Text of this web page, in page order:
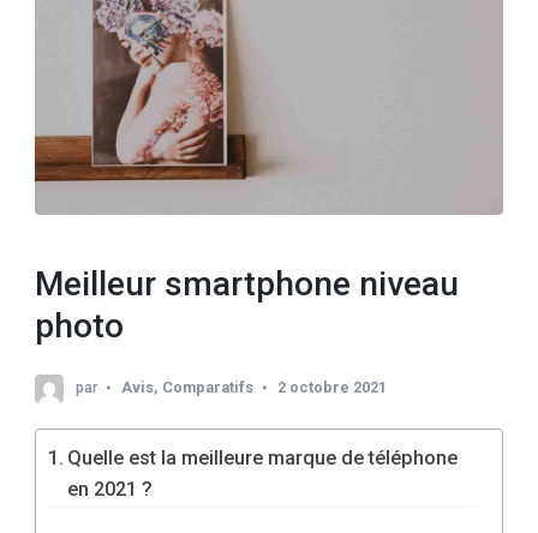
Meilleur smartphone niveau
photo
par Avis, Comparatifs 2 octobre 2021
Quelle est la meilleure marque de téléphone
en 2021 ?